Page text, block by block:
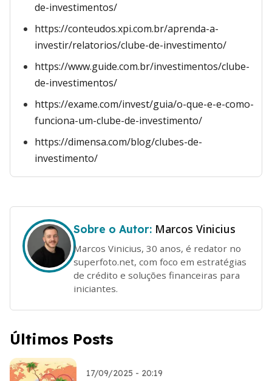
de-investimentos/
https://conteudos.xpi.com.br/aprenda-a-
investir/relatorios/clube-de-investimento/
https://www.guide.com.br/investimentos/clube-
de-investimentos/
https://exame.com/invest/guia/o-que-e-e-como-
funciona-um-clube-de-investimento/
https://dimensa.com/blog/clubes-de-
investimento/
Sobre o Autor: Marcos Vinicius
Marcos Vinicius, 30 anos, é redator no
superfoto.net, com foco em estratégias
de crédito e soluções financeiras para
iniciantes.
Últimos Posts
17/09/2025 - 20:19